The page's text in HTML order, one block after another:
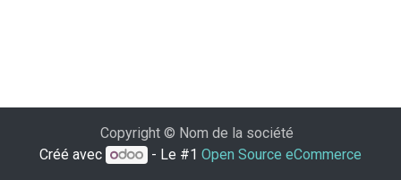
Copyright © Nom de la société
Créé avec
- Le #1 Open Source eCommerce